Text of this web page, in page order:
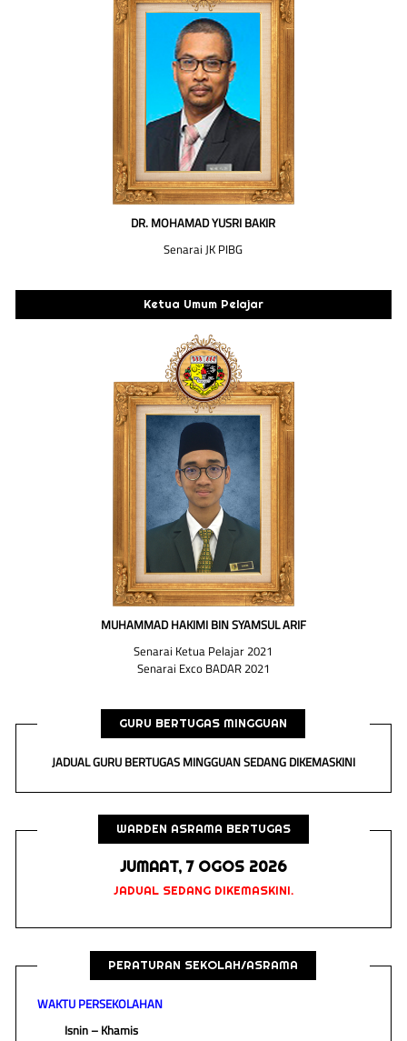
DR. MOHAMAD YUSRI BAKIR
Senarai JK PIBG
Ketua Umum Pelajar
MUHAMMAD HAKIMI BIN SYAMSUL ARIF
Senarai Ketua Pelajar 2021
Senarai Exco BADAR 2021
GURU BERTUGAS MINGGUAN
JADUAL GURU BERTUGAS MINGGUAN SEDANG DIKEMASKINI
WARDEN ASRAMA BERTUGAS
JUMAAT, 7 OGOS 2026
JADUAL SEDANG DIKEMASKINI.
PERATURAN SEKOLAH/ASRAMA
WAKTU PERSEKOLAHAN
Isnin – Khamis